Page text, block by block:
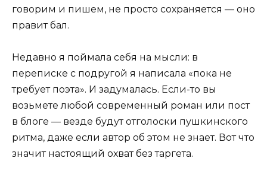
говорим и пишем, не просто сохраняется — оно
правит бал.
Недавно я поймала себя на мысли: в
переписке с подругой я написала «пока не
требует поэта». И задумалась. Если-то вы
возьмете любой современный роман или пост
в блоге — везде будут отголоски пушкинского
ритма, даже если автор об этом не знает. Вот что
значит настоящий охват без таргета.